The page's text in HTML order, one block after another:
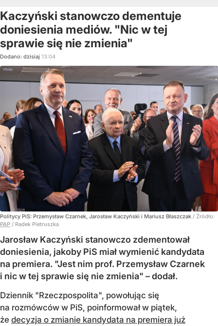
Kaczyński stanowczo dementuje
doniesienia mediów. "Nic w tej
sprawie się nie zmienia"
Dodano: dzisiaj 13:04
Politycy PiS: Przemysław Czarnek, Jarosław Kaczyński i Mariusz Błaszczak / Źródło:
PAP / Radek Pietruszka
Jarosław Kaczyński stanowczo zdementował
doniesienia, jakoby PiS miał wymienić kandydata
na premiera. "Jest nim prof. Przemysław Czarnek
i nic w tej sprawie się nie zmienia" – dodał.
Dziennik "Rzeczpospolita", powołując się
na rozmówców w PiS, poinformował w piątek,
że decyzja o zmianie kandydata na premiera już